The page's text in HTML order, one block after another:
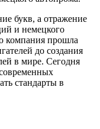
букв, а отражение
и немецкого
компания прошла
до создания
в мире. Сегодня
стандарты в